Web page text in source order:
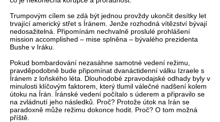
Trumpovým cílem se zdá být jednou provždy ukončit desítky let
trvající americký střet s Íránem. Jenže rozhodná vítězství bývají
nedosažitelná. Připomínám nechvalně proslulé prohlášení
mission accomplished – mise splněna – bývalého prezidenta
Bushe v Iráku.
Pokud bombardování nezasáhne samotné vedení režimu,
pravděpodobně bude připomínat dvanáctidenní válku Izraele s
Íránem z loňského léta. Dlouhodobé zpravodajské odhady byly v
minulosti klíčovým faktorem, který tlumil válečné nadšení kolem
útoku na Írán. Íránské vedení počítalo s úderem a připravilo se
na zvládnutí jeho následků. Proč? Protože útok na Irán se
paradoxně může režimu dokonce hodit. Proč? O tom možná
příště.